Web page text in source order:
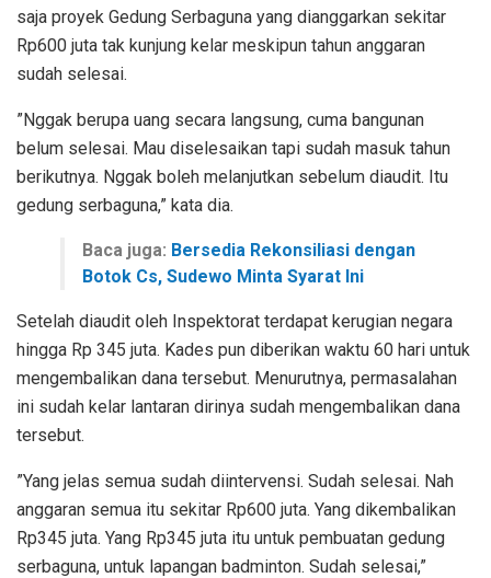
saja proyek Gedung Serbaguna yang dianggarkan sekitar
Rp600 juta tak kunjung kelar meskipun tahun anggaran
sudah selesai.
”Nggak berupa uang secara langsung, cuma bangunan
belum selesai. Mau diselesaikan tapi sudah masuk tahun
berikutnya. Nggak boleh melanjutkan sebelum diaudit. Itu
gedung serbaguna,” kata dia.
Baca juga: Bersedia Rekonsiliasi dengan
Botok Cs, Sudewo Minta Syarat Ini
Setelah diaudit oleh Inspektorat terdapat kerugian negara
hingga Rp 345 juta. Kades pun diberikan waktu 60 hari untuk
mengembalikan dana tersebut. Menurutnya, permasalahan
ini sudah kelar lantaran dirinya sudah mengembalikan dana
tersebut.
”Yang jelas semua sudah diintervensi. Sudah selesai. Nah
anggaran semua itu sekitar Rp600 juta. Yang dikembalikan
Rp345 juta. Yang Rp345 juta itu untuk pembuatan gedung
serbaguna, untuk lapangan badminton. Sudah selesai,”